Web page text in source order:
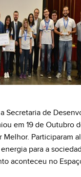
Secretaria de
em 19 de Outubro
Melhor. Participaram
para a
aconteceu no